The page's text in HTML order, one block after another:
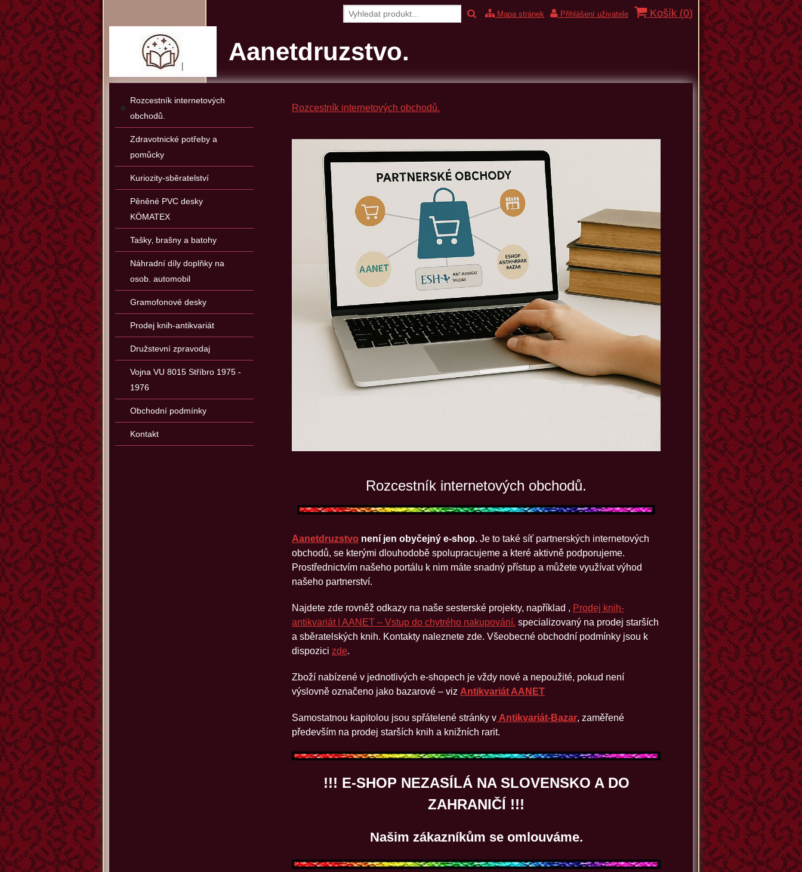
Mapa stránek Přihlášení uživatele Košík (0)
Aanetdruzstvo.
Rozcestník internetových obchodů.
Rozcestník internetových obchodů.
Aanetdruzstvo není jen obyčejný e‑shop. Je to také síť partnerských internetových
obchodů, se kterými dlouhodobě spolupracujeme a které aktivně podporujeme.
Prostřednictvím našeho portálu k nim máte snadný přístup a můžete využívat výhod
našeho partnerství.
Najdete zde rovněž odkazy na naše sesterské projekty, například , Prodej knih-
antikvariát | AANET – Vstup do chytrého nakupování. specializovaný na prodej starších
a sběratelských knih. Kontakty naleznete zde. Všeobecné obchodní podmínky jsou k
dispozici zde.
Zboží nabízené v jednotlivých e‑shopech je vždy nové a nepoužité, pokud není
výslovně označeno jako bazarové – viz Antikvariát AANET
Samostatnou kapitolou jsou spřátelené stránky v Antikvariát‑Bazar, zaměřené
především na prodej starších knih a knižních rarit.
!!! E-SHOP NEZASÍLÁ NA SLOVENSKO A DO
ZAHRANIČÍ !!!
Našim zákazníkům se omlouváme.
Rozcestník internetových
obchodů.
Zdravotnické potřeby a
pomůcky
Kuriozity-sběratelství
Pěněné PVC desky
KÖMATEX
Tašky‚ brašny a batohy
Náhradní díly doplňky na
osob. automobil
Gramofonové desky
Prodej knih-antikvariát
Družstevní zpravodaj
Vojna VU 8015 Stříbro 1975 -
1976
Obchodní podmínky
Kontakt